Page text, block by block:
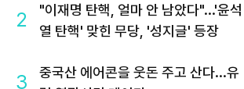
2
"이재명 탄핵, 얼마 안 남았다"...'윤석
열 탄핵' 맞힌 무당, '성지글' 등장
3
중국산 에어콘을 웃돈 주고 산다...유